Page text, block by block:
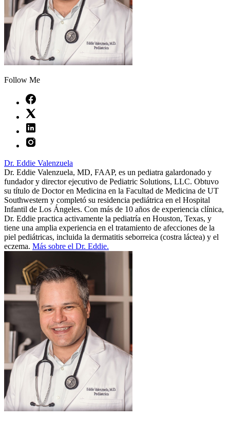
Follow Me
Dr. Eddie Valenzuela
Dr. Eddie Valenzuela, MD, FAAP, es un pediatra galardonado y
fundador y director ejecutivo de Pediatric Solutions, LLC. Obtuvo
su título de Doctor en Medicina en la Facultad de Medicina de UT
Southwestern y completó su residencia pediátrica en el Hospital
Infantil de Los Ángeles. Con más de 10 años de experiencia clínica,
Dr. Eddie practica activamente la pediatría en Houston, Texas, y
tiene una amplia experiencia en el tratamiento de afecciones de la
piel pediátricas, incluida la dermatitis seborreica (costra láctea) y el
eczema. Más sobre el Dr. Eddie.